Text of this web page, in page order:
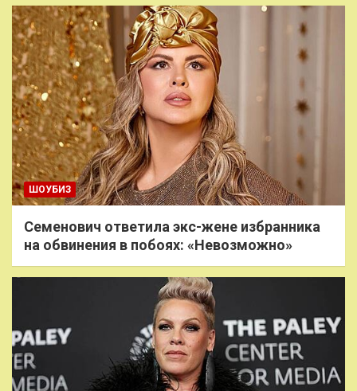
ШОУБИЗ
Семенович ответила экс-жене избранника
на обвинения в побоях: «Невозможно»